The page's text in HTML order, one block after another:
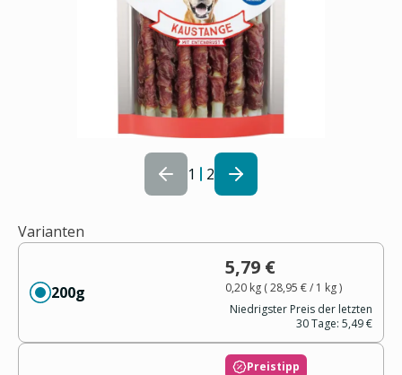
1 2
Varianten
200g
5,79 €
0,20 kg(28,95 €/ 1 kg)
Niedrigster Preis der letzten
30 Tage: 5,49 €
Preistipp